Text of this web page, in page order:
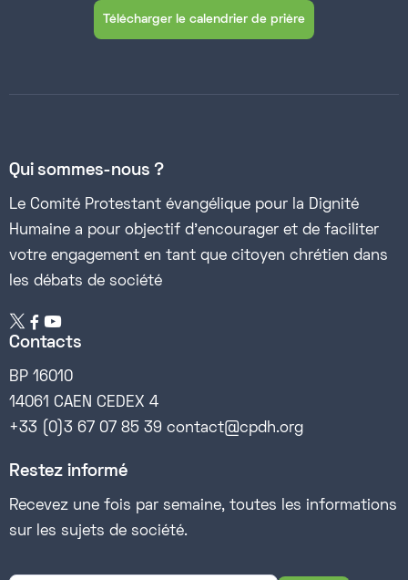
Télécharger le calendrier de prière
Qui sommes-nous ?
Le Comité Protestant évangélique pour la Dignité
Humaine a pour objectif d’encourager et de faciliter
votre engagement en tant que citoyen chrétien dans
les débats de société
 
Contacts
BP 16010
14061 CAEN CEDEX 4
+33 (0)3 67 07 85 39 contact@cpdh.org
Restez informé
Recevez une fois par semaine, toutes les informations
sur les sujets de société.